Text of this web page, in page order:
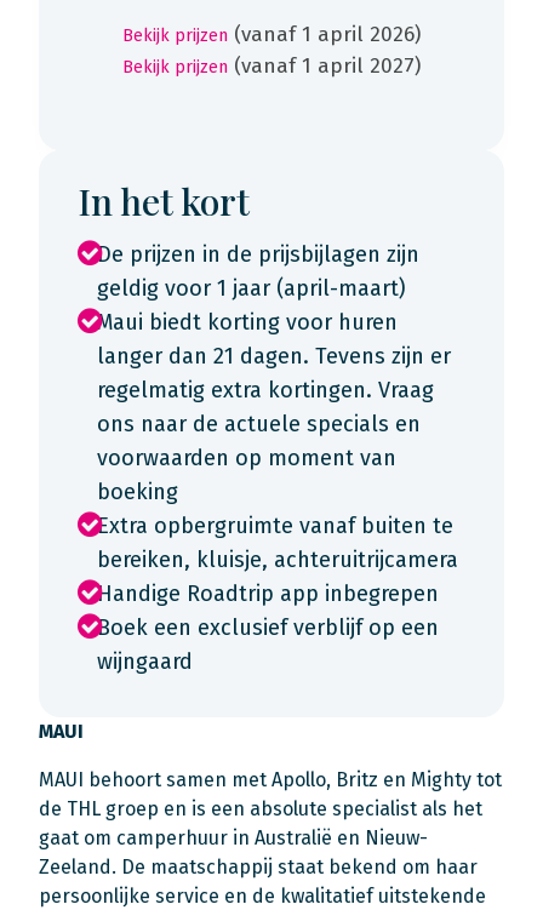
Bekijk prijzen (vanaf 1 april 2026)
Bekijk prijzen (vanaf 1 april 2027)
In het kort
De prijzen in de prijsbijlagen zijn
geldig voor 1 jaar (april-maart)
Maui biedt korting voor huren
langer dan 21 dagen. Tevens zijn er
regelmatig extra kortingen. Vraag
ons naar de actuele specials en
voorwaarden op moment van
boeking
Extra opbergruimte vanaf buiten te
bereiken, kluisje, achteruitrijcamera
Handige Roadtrip app inbegrepen
Boek een exclusief verblijf op een
wijngaard
MAUI
MAUI behoort samen met Apollo, Britz en Mighty tot
de THL groep en is een absolute specialist als het
gaat om camperhuur in Australië en Nieuw-
Zeeland. De maatschappij staat bekend om haar
persoonlijke service en de kwalitatief uitstekende